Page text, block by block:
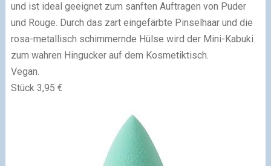
und ist ideal geeignet zum sanften Auftragen von Puder
und Rouge. Durch das zart eingefärbte Pinselhaar und die
rosa-metallisch schimmernde Hülse wird der Mini-Kabuki
zum wahren Hingucker auf dem Kosmetiktisch.
Vegan.
Stück 3,95 €